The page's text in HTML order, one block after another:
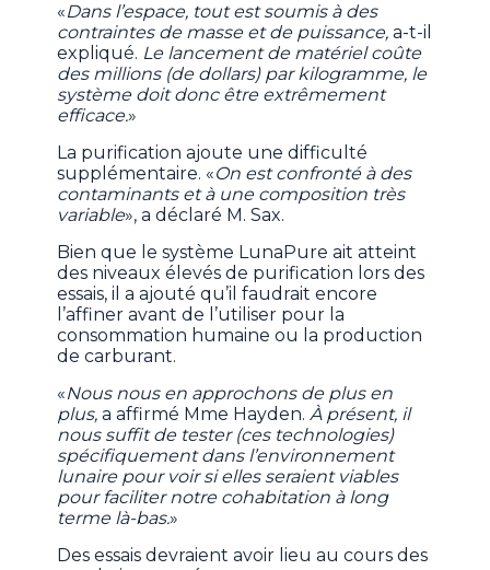
«Dans l’espace, tout est soumis à des
contraintes de masse et de puissance, a-t-il
expliqué. Le lancement de matériel coûte
des millions (de dollars) par kilogramme, le
système doit donc être extrêmement
efficace.»
La purification ajoute une difficulté
supplémentaire. «On est confronté à des
contaminants et à une composition très
variable», a déclaré M. Sax.
Bien que le système LunaPure ait atteint
des niveaux élevés de purification lors des
essais, il a ajouté qu’il faudrait encore
l’affiner avant de l’utiliser pour la
consommation humaine ou la production
de carburant.
«Nous nous en approchons de plus en
plus,a affirmé Mme Hayden. À présent, il
nous suffit de tester (ces technologies)
spécifiquement dans l’environnement
lunaire pour voir si elles seraient viables
pour faciliter notre cohabitation à long
terme là-bas.»
Des essais devraient avoir lieu au cours des